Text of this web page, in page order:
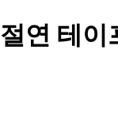
연 테이